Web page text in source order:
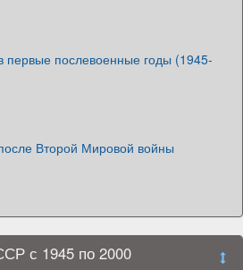
послевоенные годы (1945-
Второй Мировой войны
с 1945 по 2000